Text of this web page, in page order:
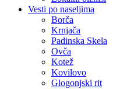
Vesti po naseljima
Borča
Krnjača
Padinska Skela
Ovča
Kotež
Kovilovo
Glogonjski rit